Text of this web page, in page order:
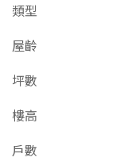
類型
屋齡
坪數
樓高
戶數